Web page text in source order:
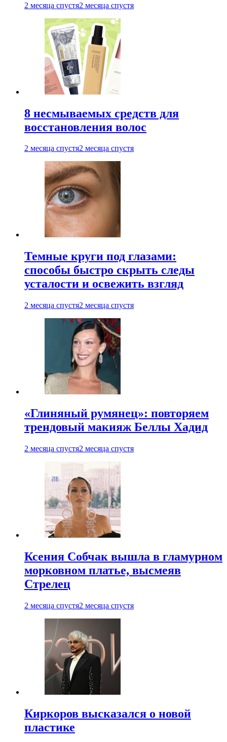
2 месяца спустя2 месяца спустя
8 несмываемых средств для
восстановления волос
2 месяца спустя2 месяца спустя
Темные круги под глазами:
способы быстро скрыть следы
усталости и освежить взгляд
2 месяца спустя2 месяца спустя
«Глиняный румянец»: повторяем
трендовый макияж Беллы Хадид
2 месяца спустя2 месяца спустя
Ксения Собчак вышла в гламурном
морковном платье, высмеяв
Стрелец
2 месяца спустя2 месяца спустя
Киркоров высказался о новой
пластике